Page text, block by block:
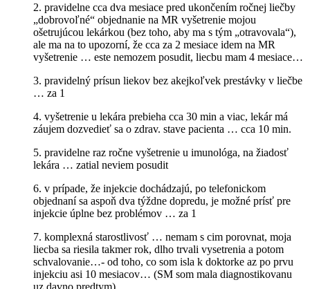
2. pravidelne cca dva mesiace pred ukončením ročnej liečby
„dobrovoľné“ objednanie na MR vyšetrenie mojou
ošetrujúcou lekárkou (bez toho, aby ma s tým „otravovala“),
ale ma na to upozorní, že cca za 2 mesiace idem na MR
vyšetrenie … este nemozem posudit, liecbu mam 4 mesiace…
3. pravidelný prísun liekov bez akejkoľvek prestávky v liečbe
… za 1
4. vyšetrenie u lekára prebieha cca 30 min a viac, lekár má
záujem dozvedieť sa o zdrav. stave pacienta … cca 10 min.
5. pravidelne raz ročne vyšetrenie u imunológa, na žiadosť
lekára … zatial neviem posudit
6. v prípade, že injekcie dochádzajú, po telefonickom
objednaní sa aspoň dva týždne dopredu, je možné prísť pre
injekcie úplne bez problémov … za 1
7. komplexná starostlivosť … nemam s cim porovnat, moja
liecba sa riesila takmer rok, dlho trvali vysetrenia a potom
schvalovanie…- od toho, co som isla k doktorke az po prvu
injekciu asi 10 mesiacov… (SM som mala diagnostikovanu
uz davno predtym)